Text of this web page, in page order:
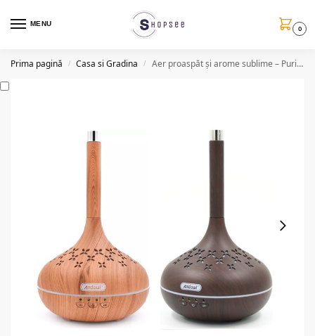
MENU
0
Prima pagină / Casa si Gradina / Aer proaspăt și arome sublime – Purificator & Difuzor 300ml